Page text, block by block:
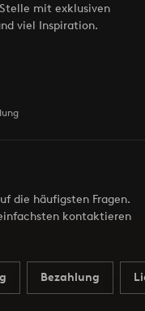
mit exklusiven
viel Inspiration.
die häufigsten Fragen.
kontaktieren
Bezahlung